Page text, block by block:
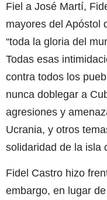
Fiel a José Martí,
mayores del Apóstol
“toda la gloria del
Todas esas
contra todos los
nunca doblegar a
agresiones y
Ucrania, y otros
solidaridad de la isla
Fidel Castro hizo
embargo, en lugar